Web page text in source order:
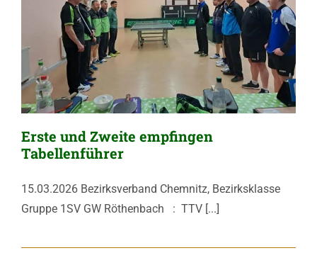
Erste und Zweite empfingen
Tabellenführer
15.03.2026 Bezirksverband Chemnitz, Bezirksklasse
Gruppe 1SV GW Röthenbach : TTV [...]